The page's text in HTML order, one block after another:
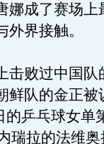
娜成了赛场上
界接触。
败过中国队
鲜队的金正被
的乒乓球女单
瑞拉的法维奥